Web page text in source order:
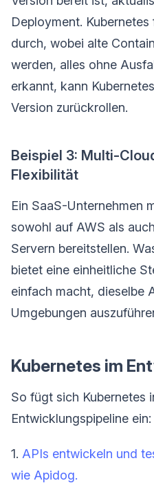
Deployment.
durch, wobei alte
werden, alles ohne
erkannt, kann
Version zurückrollen.
Beispiel 3: Multi-
Flexibilität
Ein SaaS-Unternehmen
sowohl auf AWS als
Servern bereitstellen.
bietet eine einheitliche
einfach macht, dieselbe
Umgebungen
Kubernetes im
So fügt sich Kubernetes
Entwicklungspipeline ein:
1. APIs entwickeln und
wie Apidog.